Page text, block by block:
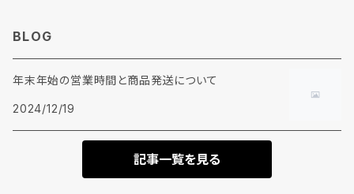
柔軟剤
加工剤
前処理剤
BLOG
年末年始の営業時間と商品発送について
2024/12/19
記事一覧を見る